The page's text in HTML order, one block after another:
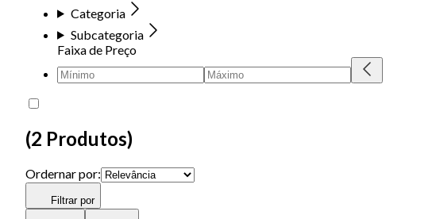
Categoria
Subcategoria
Faixa de Preço
(2 Produtos)
Ordernar por:
Filtrar por